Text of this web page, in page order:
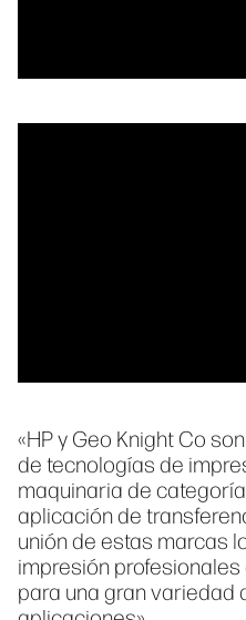
«HP y Geo Knight Co
de tecnologías de
maquinaria de
aplicación de
unión de estas marcas
impresión
para una gran variedad